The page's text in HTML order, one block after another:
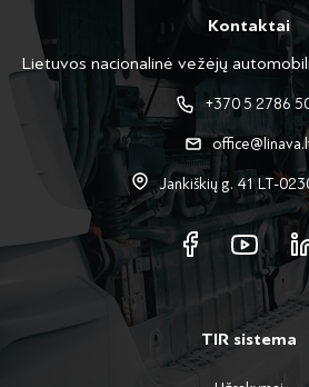
Kontaktai
Lietuvos nacionalinė vežėjų
+370 5 2786
Jankiškių g. 41 LT-
TIR sistema